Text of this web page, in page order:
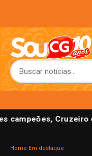
campeões, Cruzeiro
Home Em destaque